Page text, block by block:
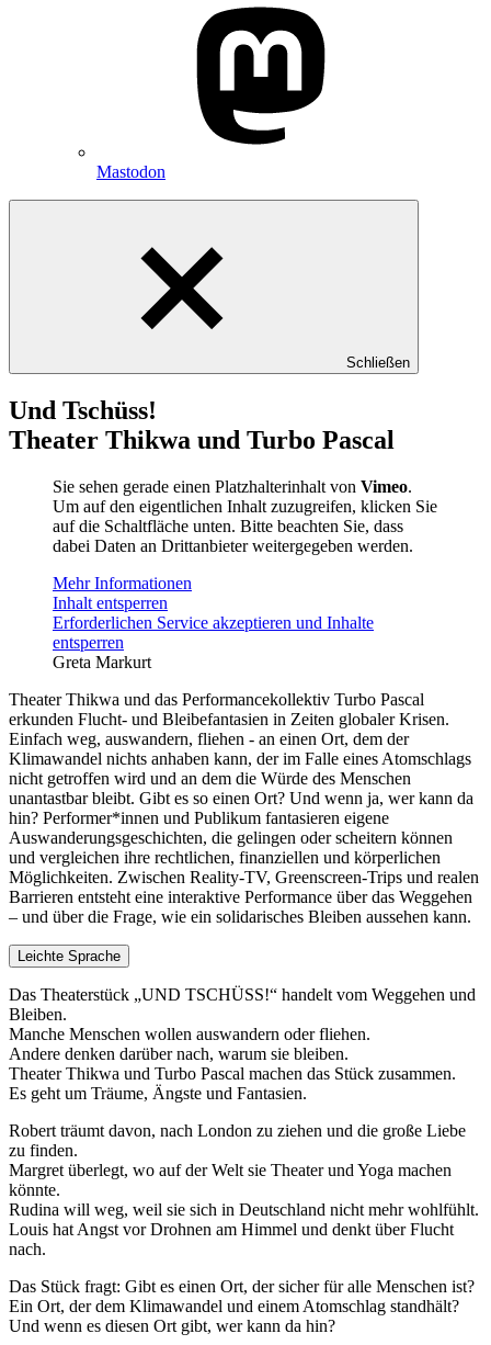
Mastodon
Schließen
Und Tschüss!
Theater Thikwa und Turbo Pascal
Sie sehen gerade einen Platzhalterinhalt von Vimeo.
Um auf den eigentlichen Inhalt zuzugreifen, klicken Sie
auf die Schaltfläche unten. Bitte beachten Sie, dass
dabei Daten an Drittanbieter weitergegeben werden.
Mehr Informationen
Inhalt entsperren
Erforderlichen Service akzeptieren und Inhalte
entsperren
Greta Markurt
Theater Thikwa und das Performancekollektiv Turbo Pascal
erkunden Flucht- und Bleibefantasien in Zeiten globaler Krisen.
Einfach weg, auswandern, fliehen - an einen Ort, dem der
Klimawandel nichts anhaben kann, der im Falle eines Atomschlags
nicht getroffen wird und an dem die Würde des Menschen
unantastbar bleibt. Gibt es so einen Ort? Und wenn ja, wer kann da
hin? Performer*innen und Publikum fantasieren eigene
Auswanderungsgeschichten, die gelingen oder scheitern können
und vergleichen ihre rechtlichen, finanziellen und körperlichen
Möglichkeiten. Zwischen Reality-TV, Greenscreen-Trips und realen
Barrieren entsteht eine interaktive Performance über das Weggehen
– und über die Frage, wie ein solidarisches Bleiben aussehen kann.
Leichte Sprache
Das Theaterstück „UND TSCHÜSS!“ handelt vom Weggehen und
Bleiben.
Manche Menschen wollen auswandern oder fliehen.
Andere denken darüber nach, warum sie bleiben.
Theater Thikwa und Turbo Pascal machen das Stück zusammen.
Es geht um Träume, Ängste und Fantasien.
Robert träumt davon, nach London zu ziehen und die große Liebe
zu finden.
Margret überlegt, wo auf der Welt sie Theater und Yoga machen
könnte.
Rudina will weg, weil sie sich in Deutschland nicht mehr wohlfühlt.
Louis hat Angst vor Drohnen am Himmel und denkt über Flucht
nach.
Das Stück fragt: Gibt es einen Ort, der sicher für alle Menschen ist?
Ein Ort, der dem Klimawandel und einem Atomschlag standhält?
Und wenn es diesen Ort gibt, wer kann da hin?